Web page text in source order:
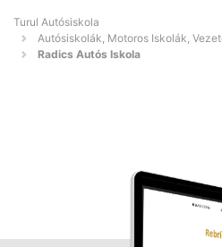
Turul Autósiskola
Autósiskolák, Motoros Iskolák,
Radics Autós Iskola